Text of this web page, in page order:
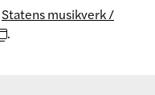
Statens musikverk /
.